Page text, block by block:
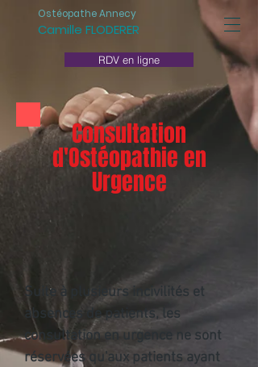
Camille FLODERER
Ostéopathe Annecy
RDV en ligne
Consultation
d'Ostéopathie en
Urgence
Suite à plusieurs incivilités et
absences de patients, les
consultation en urgence ne sont
réservées qu'aux patients ayant